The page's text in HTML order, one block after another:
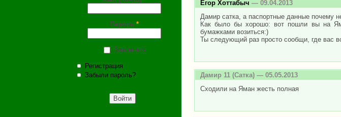
Пароль *
Запомнить
Регистрация
Забыли пароль?
Егор Хоттабыч — 09.04.2013
Дамир сатка, а паспортные данные почему
Как было бы хорошо: вот пошли вы на
бумажками возиться:)
Ты следующий раз просто сообщи, где вас
Дамир 11 (Сатка) — 05.05.2013
Сходили на Яман жесть полная